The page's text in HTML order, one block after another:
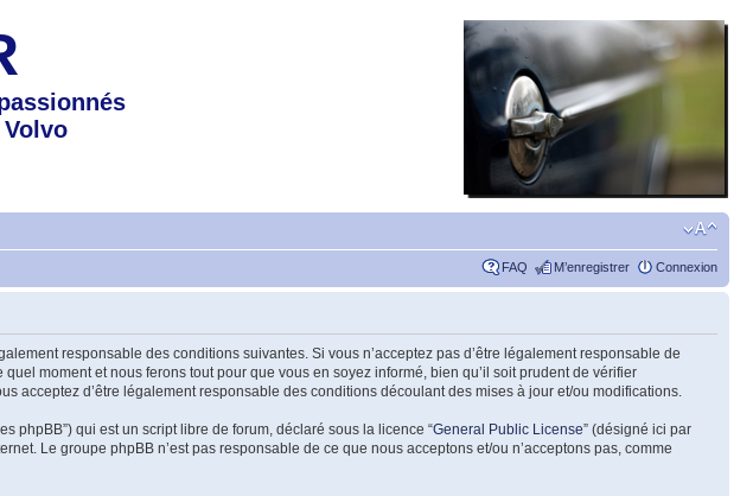
FAQ M’enregistrer Connexion
responsable des conditions suivantes. Si vous n’acceptez pas d’être légalement responsable de
moment et nous ferons tout pour que vous en soyez informé, bien qu’il soit prudent de vérifier
acceptez d’être légalement responsable des conditions découlant des mises à jour et/ou modifications.
phpBB”) qui est un script libre de forum, déclaré sous la licence “General Public License” (désigné ici par
Le groupe phpBB n’est pas responsable de ce que nous acceptons et/ou n’acceptons pas, comme